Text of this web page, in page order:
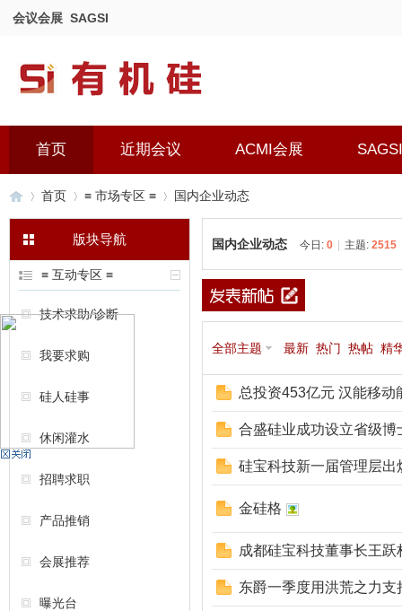
会议会展 SAGSI
首页 近期会议 ACMI会展 SAGSI
有
机
»
首页
›
≡ 市场专区 ≡ 国内企业动态
版块导航
≡ 互动专区 ≡
技术求助/诊断
我要求购
硅人硅事
休闲灌水
招聘求职
产品推销
会展推荐
曝光台
国内企业动态 今日: 0 主题: 2515
全部主题 最新 热门 热帖 精
总投资453亿元 汉能移动
合盛硅业成功设立省级博
硅宝科技新一届管理层出
金硅格
成都硅宝科技董事长王跃
东爵一季度用洪荒之力